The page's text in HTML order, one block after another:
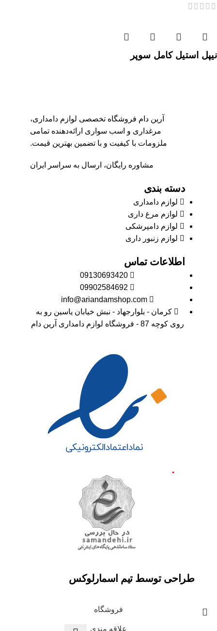
نیپل استیل کامل سوپر
آرین دام فروشگاه تخصصی لوازم دامداری،
مرغداری و اسب‌ سواری ارائه‌دهنده تمامی
ملزومات با کیفیت و با تضمین بهترین قیمت.
مشاوره رایگان، ارسال به سراسر ایران
دسته بندی
لوازم دامداری
لوازم مرغ داری
لوازم دامپرشکی
لوازم زنبور داری
اطلاعات تماس
09130693420
09902584692
info@ariandamshop.com
کرمان - بلوارجهاد - نبش خیابان یاسین رو به
روی کوچه 87 - فروشگاه لوازم دامداری آرین دام
طراحی توسط تیم اسمارلوکس
فروشگاه
علاقه مندی